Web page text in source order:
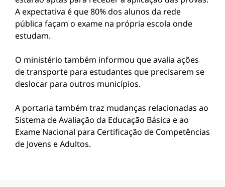
A expectativa é que 80% dos alunos da rede
pública façam o exame na própria escola onde
estudam.
O ministério também informou que avalia ações
de transporte para estudantes que precisarem se
deslocar para outros municípios.
A portaria também traz mudanças relacionadas ao
Sistema de Avaliação da Educação Básica e ao
Exame Nacional para Certificação de Competências
de Jovens e Adultos.